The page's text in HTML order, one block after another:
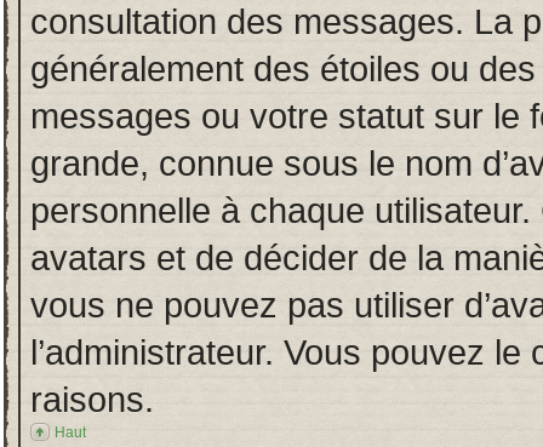
consultation des messages. La
généralement des étoiles ou
messages ou votre statut sur le
grande, connue sous le nom
personnelle à chaque utilisateur.
avatars et de décider de la
vous ne pouvez pas utiliser
l’administrateur. Vous pouvez
raisons.
Haut